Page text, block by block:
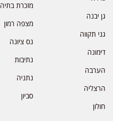
גן יבנה
גני תקווה
דימונה
הערבה
הרצליה
חולון
מזכרת בתיה
מצפה רמון
נס ציונה
נתיבות
נתניה
סביון